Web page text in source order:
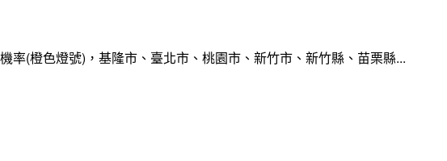
(橙色燈號)，基隆市、臺北市、桃園市、新竹市、新竹縣、苗栗縣...